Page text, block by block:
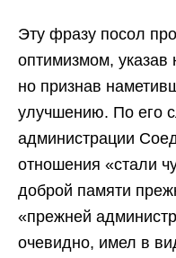
Эту фразу посол
оптимизмом,
но признав
улучшению. По его
администрации
отношения «стали
доброй памяти
«прежней
очевидно, имел в